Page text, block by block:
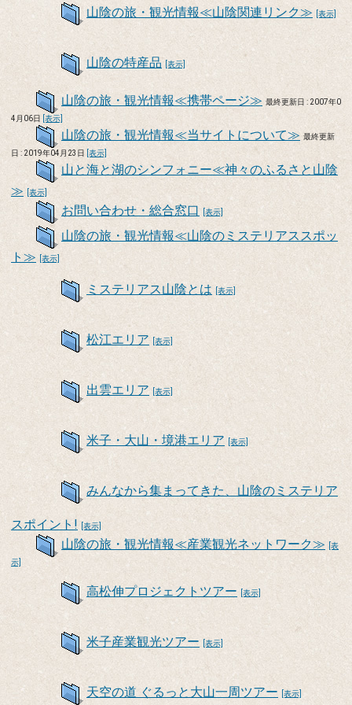
山陰の旅・観光情報≪山陰関連リンク≫ [表示]
山陰の特産品 [表示]
山陰の旅・観光情報≪携帯ページ≫ 最終更新日 : 2007年0
4月06日
[表示]
山陰の旅・観光情報≪当サイトについて≫ 最終更新
日 : 2019年04月23日
[表示]
山と海と湖のシンフォニー≪神々のふるさと山陰
≫
[表示]
お問い合わせ・総合窓口 [表示]
山陰の旅・観光情報≪山陰のミステリアススポッ
ト≫
[表示]
ミステリアス山陰とは [表示]
松江エリア [表示]
出雲エリア [表示]
米子・大山・境港エリア [表示]
みんなから集まってきた、山陰のミステリア
スポイント! [表示]
山陰の旅・観光情報≪産業観光ネットワーク≫
[表
示]
高松伸プロジェクトツアー [表示]
米子産業観光ツアー [表示]
天空の道 ぐるっと大山一周ツアー [表示]